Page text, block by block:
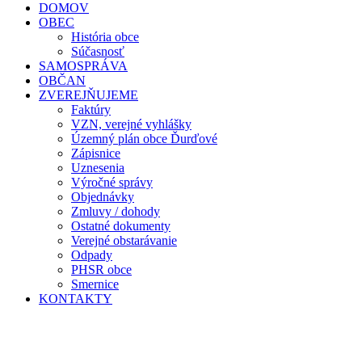
DOMOV
OBEC
História obce
Súčasnosť
SAMOSPRÁVA
OBČAN
ZVEREJŇUJEME
Faktúry
VZN, verejné vyhlášky
Územný plán obce Ďurďové
Zápisnice
Uznesenia
Výročné správy
Objednávky
Zmluvy / dohody
Ostatné dokumenty
Verejné obstarávanie
Odpady
PHSR obce
Smernice
KONTAKTY